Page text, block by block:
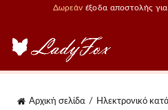
Δωρεάν έξοδα αποστολής
Αρχική σελίδα Ηλεκτρονικό